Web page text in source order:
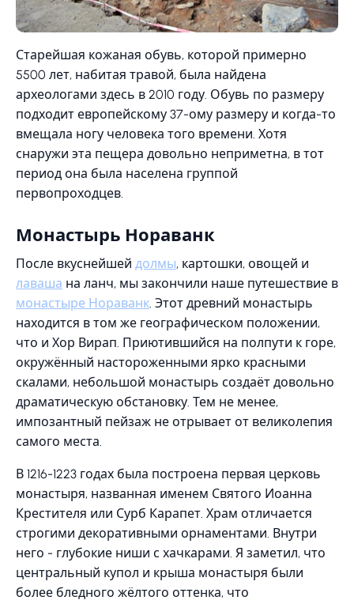
Старейшая кожаная обувь, которой примерно
5500 лет, набитая травой, была найдена
археологами здесь в 2010 году. Обувь по размеру
подходит европейскому 37-ому размеру и когда-то
вмещала ногу человека того времени. Хотя
снаружи эта пещера довольно неприметна, в тот
период она была населена группой
первопроходцев.
Монастырь Нораванк
После вкуснейшей долмы, картошки, овощей и
лаваша на ланч, мы закончили наше путешествие в
монастыре Нораванк. Этот древний монастырь
находится в том же географическом положении,
что и Хор Вирап. Приютившийся на полпути к горе,
окружённый настороженными ярко красными
скалами, небольшой монастырь создаёт довольно
драматическую обстановку. Тем не менее,
импозантный пейзаж не отрывает от великолепия
самого места.
В 1216-1223 годах была построена первая церковь
монастыря, названная именем Святого Иоанна
Крестителя или Сурб Карапет. Храм отличается
строгими декоративными орнаментами. Внутри
него - глубокие ниши с хачкарами. Я заметил, что
центральный купол и крыша монастыря были
более бледного жёлтого оттенка, что